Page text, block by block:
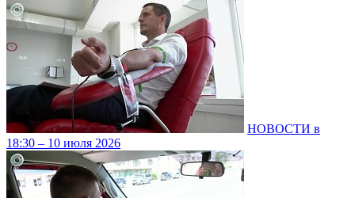
НОВОСТИ в
18:30 – 10 июля 2026